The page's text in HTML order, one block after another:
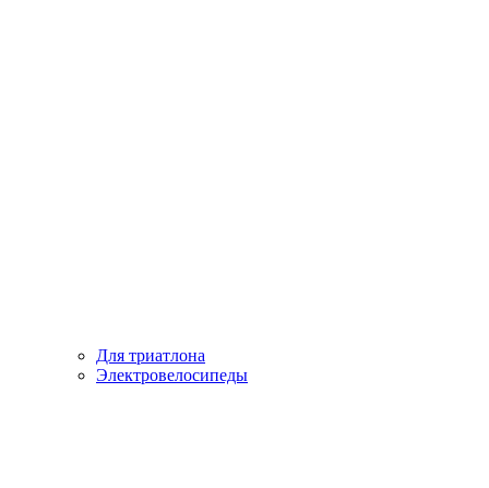
Для триатлона
Электровелосипеды